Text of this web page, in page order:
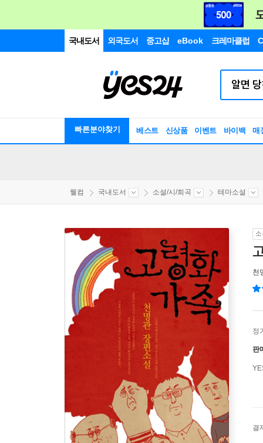
국내도서 외국도서 중고샵 eBook 크레마클럽
빠른분야찾기 베스트 신상품 이벤트 바이백 매
웰컴 국내도서 소설/시/희곡 테마소설
천
정
판
결